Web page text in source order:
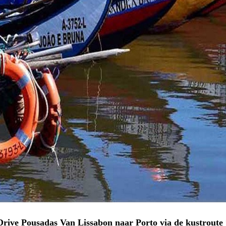
Pousadas Van Lissabon naar Porto via de